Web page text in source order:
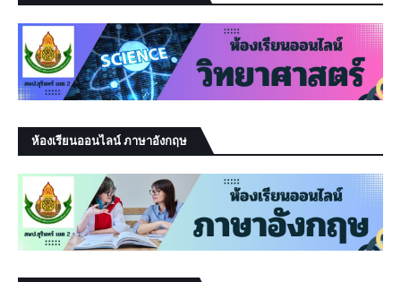
ห้องเรียนออนไลน์ ภาษาอังกฤษ